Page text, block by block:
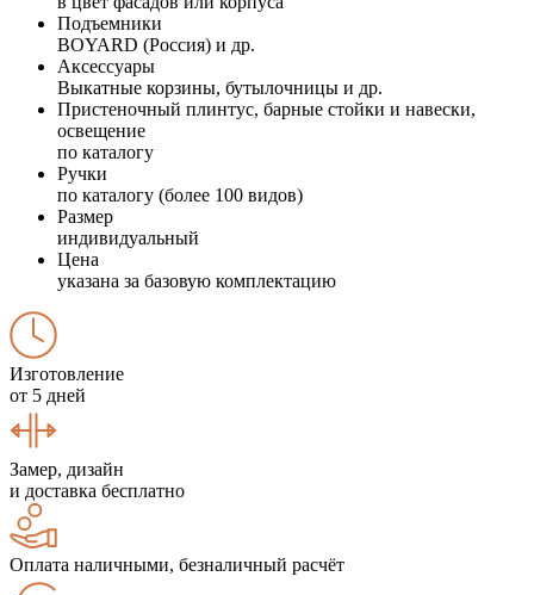
Подъемники
BOYARD (Россия) и др.
Аксессуары
Выкатные корзины, бутылочницы и др.
Пристеночный плинтус, барные стойки и навески,
освещение
по каталогу
Ручки
по каталогу (более 100 видов)
Размер
индивидуальный
Цена
указана за базовую комплектацию
Изготовление
от 5 дней
Замер, дизайн
и доставка бесплатно
Оплата наличными, безналичный расчёт